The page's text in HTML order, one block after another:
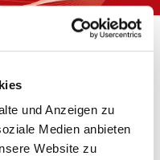
und Anzeigen zu
Medien anbieten
Website zu